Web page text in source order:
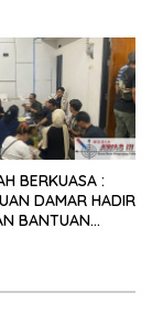
BERKUASA :
DAMAR HADIR
BANTUAN